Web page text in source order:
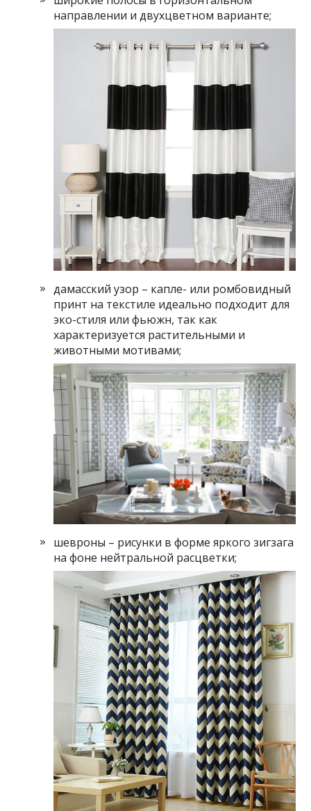
направлении и двухцветном варианте;
дамасский узор – капле- или ромбовидный
принт на текстиле идеально подходит для
эко-стиля или фьюжн, так как
характеризуется растительными и
животными мотивами;
шевроны – рисунки в форме яркого зигзага
на фоне нейтральной расцветки;